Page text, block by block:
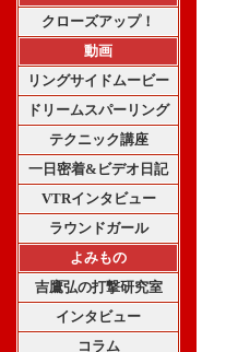
クローズアップ！
動画
リングサイドムービー
ドリームスパーリング
テクニック講座
一日密着&ビデオ日記
VTRインタビュー
ラウンドガール
よみもの
吉鷹弘の打撃研究室
インタビュー
コラム